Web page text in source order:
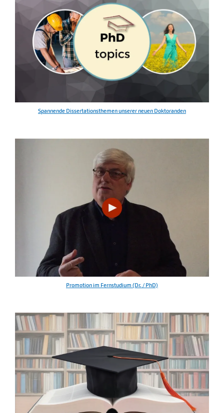
Spannende Dissertationsthemen unserer neuen Doktoranden
Promotion im Fernstudium (Dr. / PhD)